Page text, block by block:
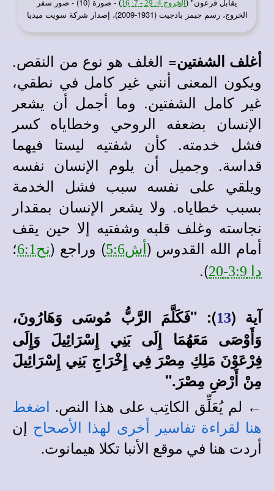
الخروج 4: 29 - 7: 16
الخروج، رسم جيمز بادجيت (1931-2009)، إصدار شركة سويت ميديا
أغلف الشفتين= الغلف هو نوع من النقص.
ويكون المعنى أنني غير كامل في نطقي،
غير كامل الشفتين. وما أجمل أن يشعر
الإنسان بضعفه الروحي وخطاياه كسر
فشل خدمته. كأن شفتيه ليستا فيهما
قداسة. وجميل أن يلوم الإنسان نفسه
ويلقي على نفسه سبب فشل الخدمة
بسبب خطاياه. ولا يشعر الإنسان بمقدار
نجاسته وغلف قلبه وشفتيه إلا حين يقف
أمام الله القدوس ( أش5:6 ) وراجع (نح6:1 ؛
دا 3:9-20 ).
آية (13): "فَكَلَّمَ الرَّبُّ مُوسَى وَهَارُونَ،
وَأَوْصَى مَعَهُمَا إِلَى بَنِي إِسْرَائِيلَ وَإِلَى
فِرْعَوْنَ مَلِكِ مِصْرَ فِي إِخْرَاجِ بَنِي إِسْرَائِيلَ
مِنْ أَرْضِ مِصْرَ."
← لم يُعَلِّق الكاتِب على هذا النص.
اضغط
هنا لقراءة تفاسير أخرى لهذا الأصحاح إن
أردت هنا في موقع الأنبا تكلا هيمانوت.